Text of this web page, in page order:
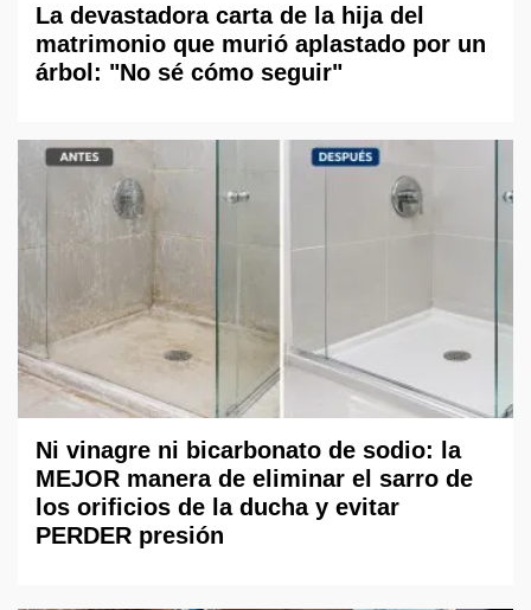
La devastadora carta de la hija del
matrimonio que murió aplastado por un
árbol: "No sé cómo seguir"
Ni vinagre ni bicarbonato de sodio: la
MEJOR manera de eliminar el sarro de
los orificios de la ducha y evitar
PERDER presión